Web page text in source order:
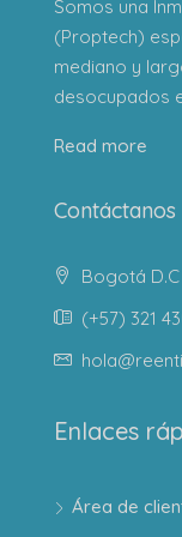
Somos una
(Proptech)
mediano y
desocupados
Read more
Contáctanos
Bogotá
(+57) 321
Enlaces
Área de